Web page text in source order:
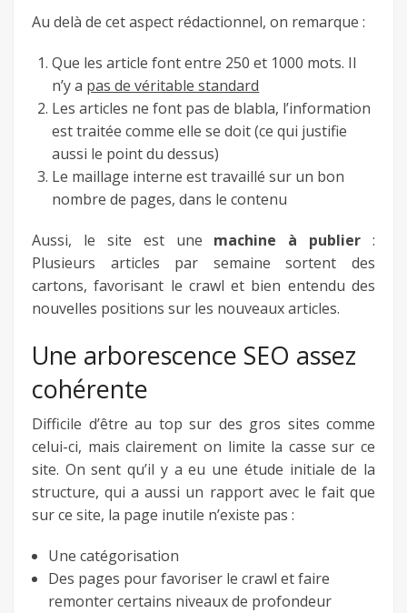
Au delà de cet aspect rédactionnel, on remarque :
Que les article font entre 250 et 1000 mots. Il
n’y a pas de véritable standard
Les articles ne font pas de blabla, l’information
est traitée comme elle se doit (ce qui justifie
aussi le point du dessus)
Le maillage interne est travaillé sur un bon
nombre de pages, dans le contenu
Aussi, le site est une machine à publier :
Plusieurs articles par semaine sortent des
cartons, favorisant le crawl et bien entendu des
nouvelles positions sur les nouveaux articles.
Une arborescence SEO assez
cohérente
Difficile d’être au top sur des gros sites comme
celui-ci, mais clairement on limite la casse sur ce
site. On sent qu’il y a eu une étude initiale de la
structure, qui a aussi un rapport avec le fait que
sur ce site, la page inutile n’existe pas :
Une catégorisation
Des pages pour favoriser le crawl et faire
remonter certains niveaux de profondeur